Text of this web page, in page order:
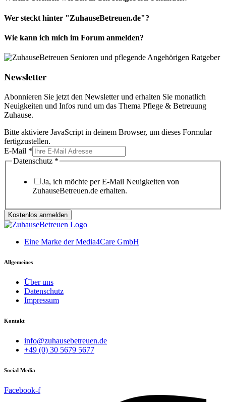
Wer steckt hinter "ZuhauseBetreuen.de"?
Wie kann ich mich im Forum anmelden?
Newsletter
Abonnieren Sie jetzt den Newsletter und erhalten Sie monatlich
Neuigkeiten und Infos rund um das Thema Pflege & Betreuung
Zuhause.
Bitte aktiviere JavaScript in deinem Browser, um dieses Formular
fertigzustellen.
E-Mail *
Datenschutz *
Ja, ich möchte per E-Mail Neuigkeiten von
ZuhauseBetreuen.de erhalten.
Kostenlos anmelden
Eine Marke der Media4Care GmbH
Allgemeines
Über uns
Datenschutz
Impressum
Kontakt
info@zuhausebetreuen.de
+49 (0) 30 5679 5677
Social Media
Facebook-f